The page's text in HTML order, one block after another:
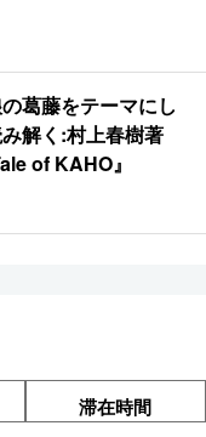
の葛藤をテーマにし
解く:村上春樹著
of KAHO』
滞在時間